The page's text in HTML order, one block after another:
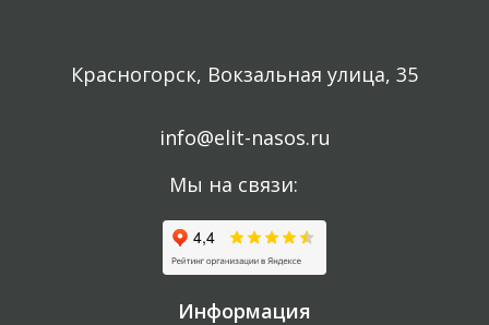
Красногорск, Вокзальная улица, 35
info@elit-nasos.ru
Мы на связи:
Информация